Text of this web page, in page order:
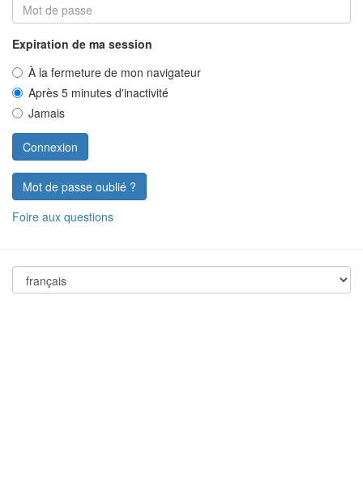
Expiration de ma session
À la fermeture de mon navigateur
Après 5 minutes d'inactivité
Jamais
Mot de passe oublié ?
Foire aux questions